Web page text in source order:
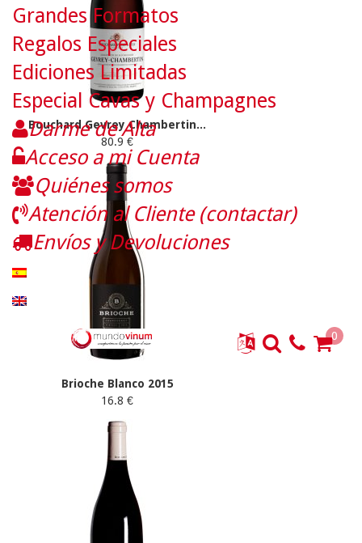
Bouchard Gevrey Chambertin...
80.9 €
Brioche Blanco 2015
16.8 €
Grandes Formatos
Regalos Especiales
Ediciones Limitadas
Especial Cavas y Champagnes
Darme de Alta
Acceso a mi Cuenta
Quiénes somos
Atención al Cliente (contactar)
Envíos y Devoluciones
0